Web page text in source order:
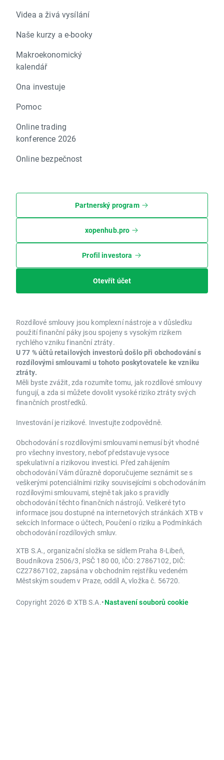
Videa a živá vysílání
Naše kurzy a e-booky
Makroekonomický
kalendář
Ona investuje
Pomoc
Online trading
konference 2026
Online bezpečnost
Partnerský program
xopenhub.pro
Profil investora
Otevřít účet
Rozdílové smlouvy jsou komplexní nástroje a v důsledku
použití finanční páky jsou spojeny s vysokým rizikem
rychlého vzniku finanční ztráty.
U 77 % účtů retailových investorů došlo při obchodování s
rozdílovými smlouvami u tohoto poskytovatele ke vzniku
ztráty.
Měli byste zvážit, zda rozumíte tomu, jak rozdílové smlouvy
fungují, a zda si můžete dovolit vysoké riziko ztráty svých
finančních prostředků.
Investování je rizikové. Investujte zodpovědně.
Obchodování s rozdílovými smlouvami nemusí být vhodné
pro všechny investory, neboť představuje vysoce
spekulativní a rizikovou investici. Před zahájením
obchodování Vám důrazně doporučujeme seznámit se s
veškerými potenciálními riziky souvisejícími s obchodováním
rozdílovými smlouvami, stejně tak jako s pravidly
obchodování těchto finančních nástrojů. Veškeré tyto
informace jsou dostupné na internetových stránkách XTB v
sekcích Informace o účtech, Poučení o riziku a Podmínkách
obchodování rozdílových smluv.
XTB S.A., organizační složka se sídlem Praha 8-Libeň,
Boudníkova 2506/3, PSČ 180 00, IČO: 27867102, DIČ:
CZ27867102, zapsána v obchodním rejstříku vedeném
Městským soudem v Praze, oddíl A, vložka č. 56720.
Copyright 2026 © XTB S.A.•Nastavení souborů cookie